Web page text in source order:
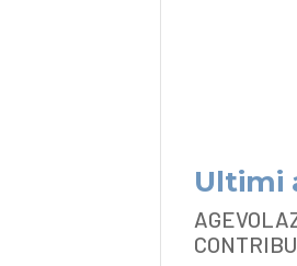
Ultimi